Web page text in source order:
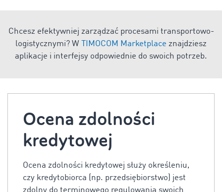
Chcesz efektywniej zarządzać procesami transportowo-
logistycznymi? W
TIMOCOM Marketplace znajdziesz
aplikacje i interfejsy odpowiednie do swoich potrzeb.
Ocena zdolności
kredytowej
Ocena zdolności kredytowej służy określeniu,
czy kredytobiorca (np. przedsiębiorstwo) jest
zdolny do terminowego regulowania swoich